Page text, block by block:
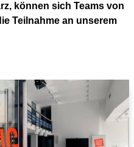
können sich Teams von
Teilnahme an unserem